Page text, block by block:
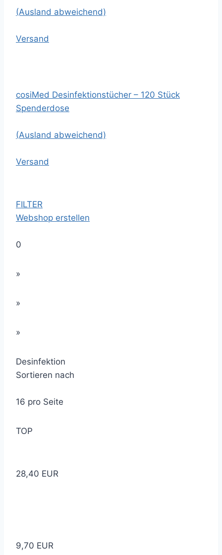
(Ausland abweichend)
Versand
cosiMed Desinfektionstücher – 120 Stück
Spenderdose
(Ausland abweichend)
Versand
FILTER
Webshop erstellen
0
»
»
»
Desinfektion
Sortieren nach
16 pro Seite
TOP
28,40 EUR
9,70 EUR